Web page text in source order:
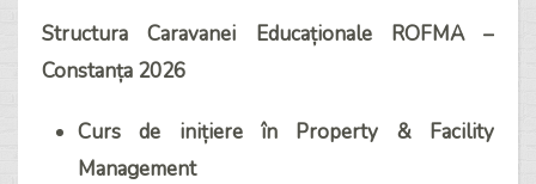
Structura Caravanei Educaționale ROFMA –
Constanța 2026
Curs de inițiere în Property & Facility
Management